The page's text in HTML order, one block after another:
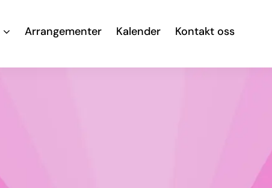
Arrangementer Kalender Kontakt oss